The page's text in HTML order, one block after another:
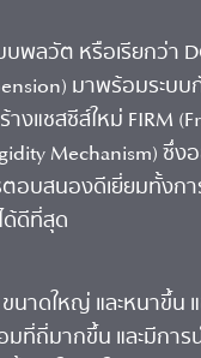
พลวัต หรือเรียกว่า
มาพร้อมระบบ
งแชสซีส์ใหม่ FIRM
Mechanism) ซึ่
ตอบสนองดีเยี่ยมทั้งกา
ด้ดีที่สุด
ขนาดใหญ่ และหนาขึ้น
มที่ถี่มากขึ้น และมีการ